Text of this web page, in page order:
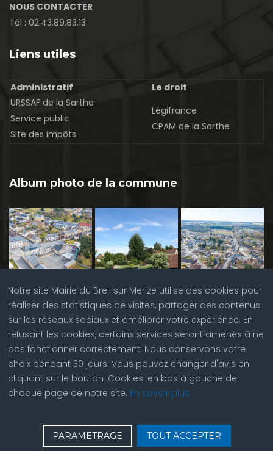
NOUS CONTACTER
Tél : 02.43.89.83.13
Notre site Mairie du Breil sur Merize utilise des cookies pour
réaliser des statistiques de visites, partager des contenus
sur les réseaux sociaux et améliorer votre expérience. En
refusant les cookies, certains services seront amenés à ne
pas fonctionner correctement. Nous conservons votre
choix pendant 30 jours. Vous pouvez changer d'avis en
cliquant sur le bouton 'Cookies' en bas à gauche de
chaque page de notre site. En savoir plus
PARAMETRAGE TOUT ACCEPTER
Liens utiles
Administratif
Le droit
URSSAF de la Sarthe
Service public
Site des impôts
Légifrance
CPAM de la Sarthe
Album photo de la commune
Contactez nous | © Copyright 2023 |Plan du site|